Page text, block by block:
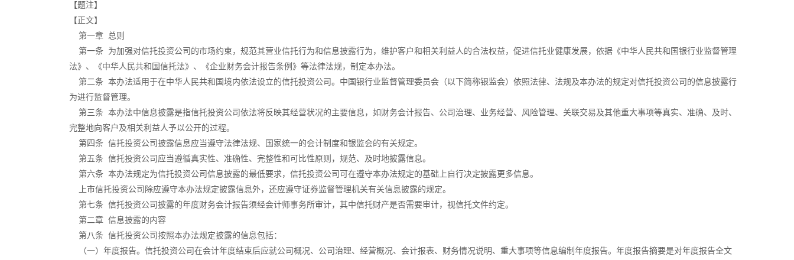
【题注】
【正文】
第一章 总则
第一条 为加强对信托投资公司的市场约束，规范其营业信托行为和信息披露行为，维护客户和相关利益人的合法权益，促进信托业健康发展，依据《中华人民共和国银行业监督管理
法》、《中华人民共和国信托法》、《企业财务会计报告条例》等法律法规，制定本办法。
第二条 本办法适用于在中华人民共和国境内依法设立的信托投资公司。中国银行业监督管理委员会（以下简称银监会）依照法律、法规及本办法的规定对信托投资公司的信息披露行
为进行监督管理。
第三条 本办法中信息披露是指信托投资公司依法将反映其经营状况的主要信息，如财务会计报告、公司治理、业务经营、风险管理、关联交易及其他重大事项等真实、准确、及时、
完整地向客户及相关利益人予以公开的过程。
第四条 信托投资公司披露信息应当遵守法律法规、国家统一的会计制度和银监会的有关规定。
第五条 信托投资公司应当遵循真实性、准确性、完整性和可比性原则，规范、及时地披露信息。
第六条 本办法规定为信托投资公司信息披露的最低要求，信托投资公司可在遵守本办法规定的基础上自行决定披露更多信息。
上市信托投资公司除应遵守本办法规定披露信息外，还应遵守证券监督管理机关有关信息披露的规定。
第七条 信托投资公司披露的年度财务会计报告须经会计师事务所审计，其中信托财产是否需要审计，视信托文件约定。
第二章 信息披露的内容
第八条 信托投资公司按照本办法规定披露的信息包括：
（一）年度报告。信托投资公司在会计年度结束后应就公司概况、公司治理、经营概况、会计报表、财务情况说明、重大事项等信息编制年度报告。年度报告摘要是对年度报告全文